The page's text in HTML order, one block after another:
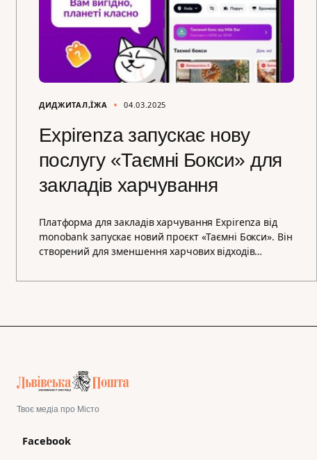
ДИДЖИТАЛ ЇЖА 04.03.2025
Expirenza запускає нову
послугу «Таємні Бокси» для
закладів харчування
Платформа для закладів харчування Expirenza від
monobank запускає новий проєкт «Таємні Бокси». Він
створений для зменшення харчових відходів…
Твоє медіа про Місто
Facebook